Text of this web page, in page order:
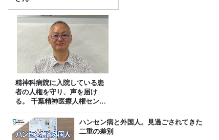
精神科病院に入院している患
者の人権を守り、声を届け
る。 千葉精神医療人権センタ
ーの取り組み
ハンセン病と外国人。見過ごされてきた
二重の差別